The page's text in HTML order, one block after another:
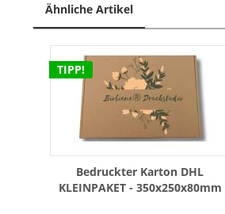
Ähnliche Artikel
TIPP!
Bedruckter Karton DHL
KLEINPAKET - 350x250x80mm